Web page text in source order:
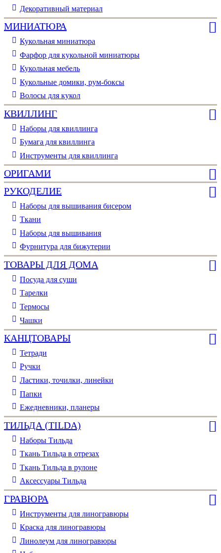
Декоративный материал
МИНИАТЮРА
Кукольная миниатюра
Фарфор для кукольной миниатюры
Кукольная мебель
Кукольные домики, рум-боксы
Волосы для кукол
КВИЛЛИНГ
Наборы для квиллинга
Бумага для квиллинга
Инструменты для квиллинга
ОРИГАМИ
РУКОДЕЛИЕ
Наборы для вышивания бисером
Ткани
Наборы для вышивания
Фурнитура для бижутерии
ТОВАРЫ ДЛЯ ДОМА
Посуда для суши
Тарелки
Термосы
Чашки
КАНЦТОВАРЫ
Тетради
Ручки
Ластики, точилки, линейки
Папки
Ежедневники, планеры
ТИЛЬДА (TILDA)
Наборы Тильда
Ткань Тильда в отрезах
Ткань Тильда в рулоне
Аксессуары Тильда
ГРАВЮРА
Инструменты для линогравюры
Краска для линогравюры
Линолеум для линогравюры